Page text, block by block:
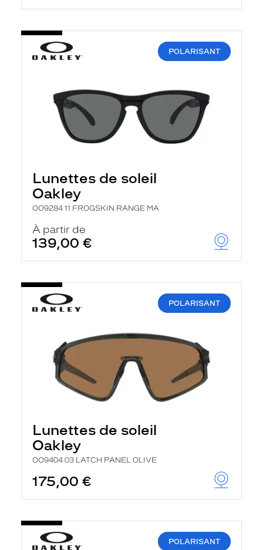
POLARISANT
Lunettes de soleil
Oakley
OO9284 11 FROGSKIN RANGE MA
À partir de
139,00 €
POLARISANT
Lunettes de soleil
Oakley
OO9404 03 LATCH PANEL OLIVE
175,00 €
POLARISANT